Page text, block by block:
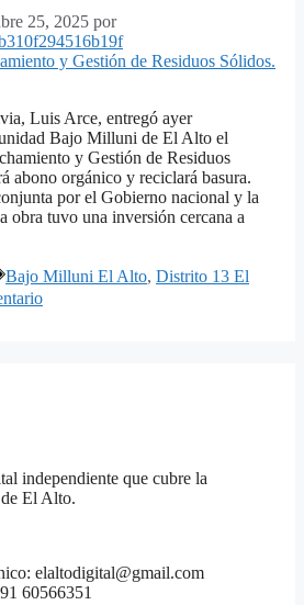
25, 2025 por
Luis Arce, entregó ayer
Bajo Milluni de El Alto el
y Gestión de Residuos
abono orgánico y reciclará basura.
por el Gobierno nacional y la
obra tuvo una inversión cercana a
Etiquetas
Bajo Milluni El Alto, Distrito 13 El
independiente que cubre la
El Alto.
elaltodigital@gmail.com
60566351